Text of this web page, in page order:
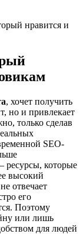
нравится и
, хочет получить
но и привлекает
только сделав
SEO-
ресурсы, которые
высокий
отвечает
его
Поэтому
или лишь
для людей